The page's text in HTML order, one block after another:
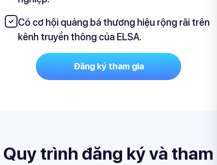
Có cơ hội quảng bá thương hiệu rộng rãi trên
kênh truyền thông của ELSA.
Đăng ký tham gia
Quy trình đăng ký và tham